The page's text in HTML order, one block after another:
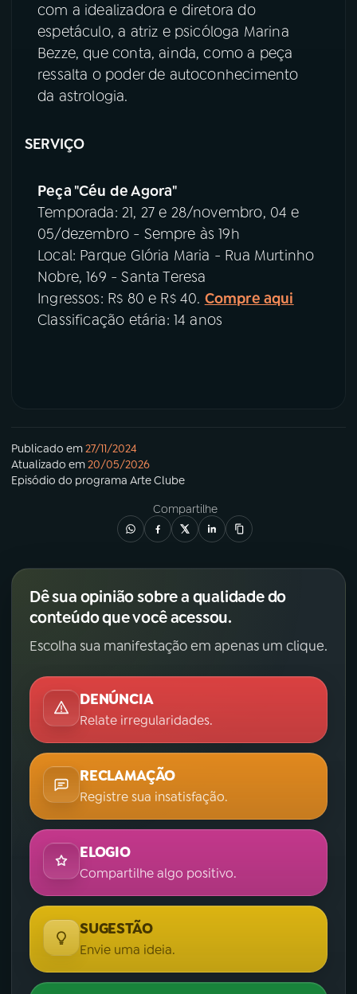
com a idealizadora e diretora do
espetáculo, a atriz e psicóloga Marina
Bezze, que conta, ainda, como a peça
ressalta o poder de autoconhecimento
da astrologia.
SERVIÇO
Peça "Céu de Agora"
Temporada: 21, 27 e 28/novembro, 04 e
05/dezembro - Sempre às 19h
Local: Parque Glória Maria - Rua Murtinho
Nobre, 169 - Santa Teresa
Ingressos: R$ 80 e R$ 40. Compre aqui
Classificação etária: 14 anos
Publicado em27/11/2024
Atualizado em20/05/2026
Episódio do programa Arte Clube
Compartilhe
Dê sua opinião sobre a qualidade do
conteúdo que você acessou.
Escolha sua manifestação em apenas um clique.
DENÚNCIA
Relate irregularidades.
RECLAMAÇÃO
Registre sua insatisfação.
ELOGIO
Compartilhe algo positivo.
SUGESTÃO
Envie uma ideia.